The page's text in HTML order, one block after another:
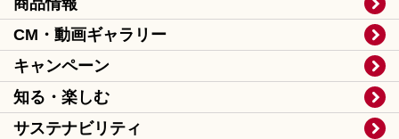
商品情報
CM・動画ギャラリー
キャンペーン
知る・楽しむ
サステナビリティ